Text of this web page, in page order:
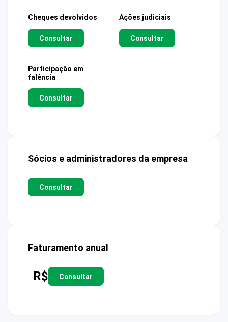
Cheques devolvidos
Consultar
Ações judiciais
Consultar
Participação em
falência
Consultar
Sócios e administradores da empresa
Consultar
Faturamento anual
R$ Consultar